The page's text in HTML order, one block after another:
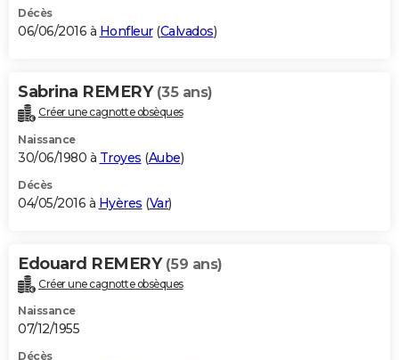
Décès
06/06/2016 à Honfleur(Calvados)
Sabrina REMERY (35 ans)
Créer une cagnotte obsèques
Naissance
30/06/1980 à Troyes (Aube)
Décès
04/05/2016 à Hyères (Var)
Edouard REMERY (59 ans)
Créer une cagnotte obsèques
Naissance
07/12/1955
Décès